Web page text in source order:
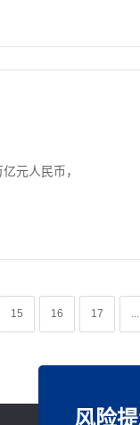
元人民币，
15 16 17 ...
风险提